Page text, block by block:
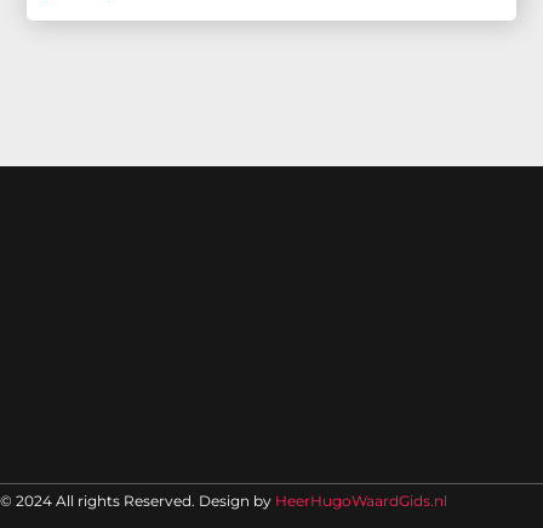
© 2024 All rights Reserved. Design by HeerHugoWaardGids.nl